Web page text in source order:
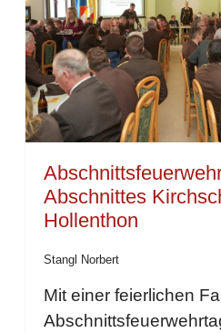
Abschnittes
Hollenthon
Stangl Norbert
Mit einer feierlichen